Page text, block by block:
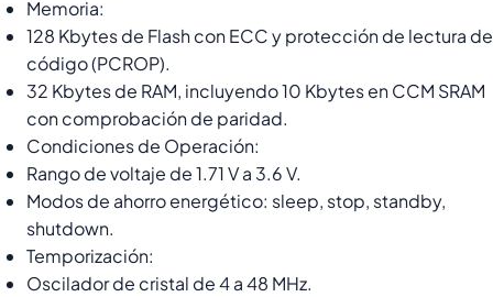
Memoria:
128 Kbytes de Flash con ECC y protección de lectura de
código (PCROP).
32 Kbytes de RAM, incluyendo 10 Kbytes en CCM SRAM
con comprobación de paridad.
Condiciones de Operación:
Rango de voltaje de 1.71 V a 3.6 V.
Modos de ahorro energético: sleep, stop, standby,
shutdown.
Temporización:
Oscilador de cristal de 4 a 48 MHz.